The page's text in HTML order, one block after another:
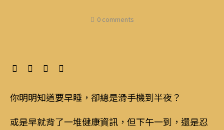
0 comments
你明明知道要早睡，卻總是滑手機到半夜？
或是早就背了一堆健康資訊，但下午一到，還是忍